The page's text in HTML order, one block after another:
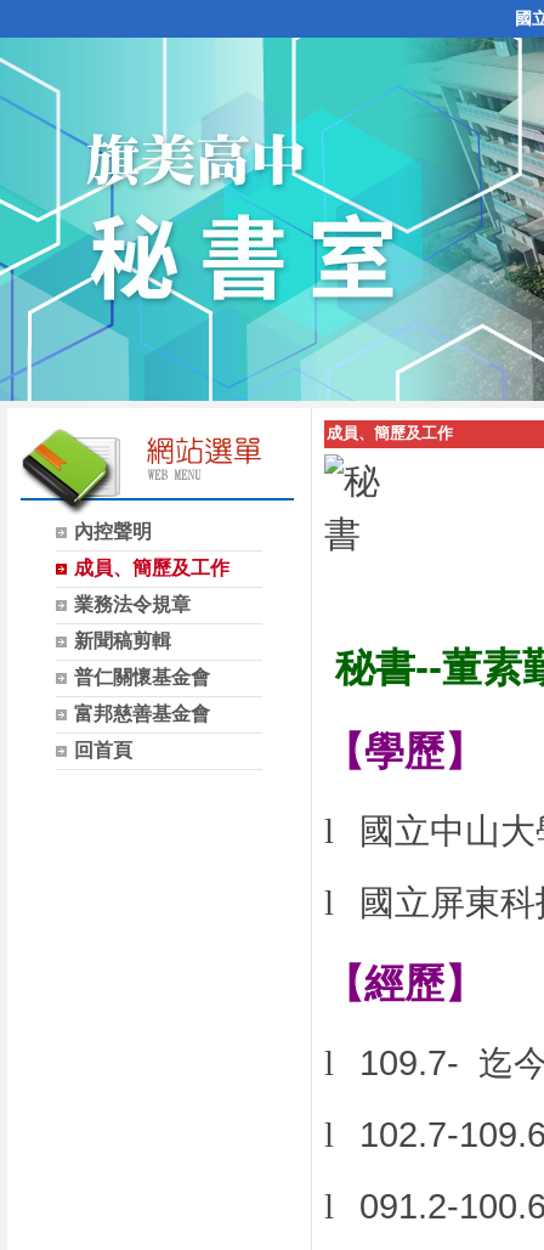
國
內控聲明
成員、簡歷及工作
業務法令規章
新聞稿剪輯
普仁關懷基金會
富邦慈善基金會
回首頁
成員、簡歷及工作
秘書--董素
【學歷】
l
國立中山
l
國立屏東
【經歷】
l
109.7- 迄
l
102.7-
l
091.2-